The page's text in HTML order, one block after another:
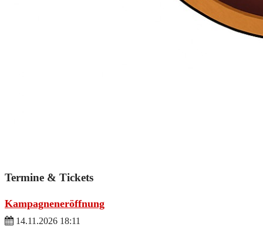
Termine & Tickets
Kampagneneröffnung
14.11.2026 18:11